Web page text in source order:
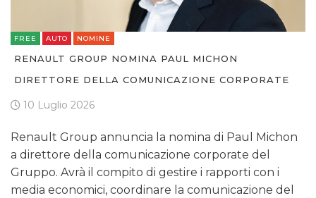
FREE AUTO NOMINE
RENAULT GROUP NOMINA PAUL MICHON
DIRETTORE DELLA COMUNICAZIONE CORPORATE
10 Luglio 2026
Renault Group annuncia la nomina di Paul Michon
a direttore della comunicazione corporate del
Gruppo. Avrà il compito di gestire i rapporti con i
media economici, coordinare la comunicazione del